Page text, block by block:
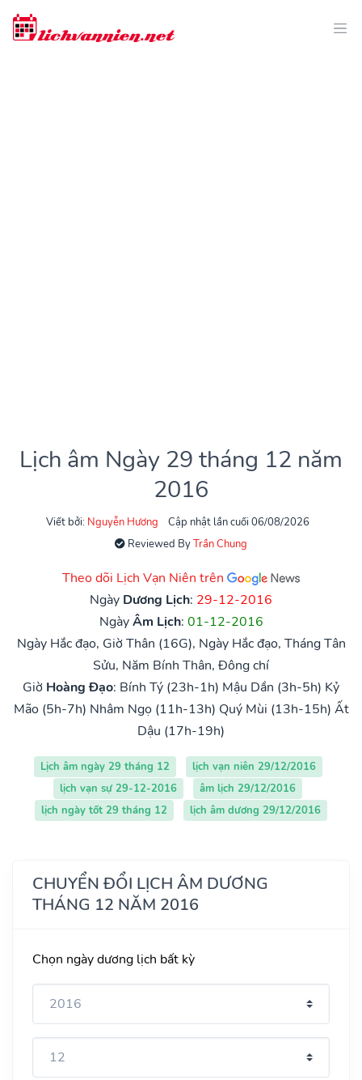
Lịch âm Ngày 29 tháng 12 năm
2016
Viết bởi: Nguyễn Hương
Cập nhật lần cuối 06/08/2026
Reviewed ByTrần Chung
Theo dõi Lịch Vạn Niên trên
Ngày Dương Lịch: 29-12-2016
NgàyÂm Lịch: 01-12-2016
Ngày Hắc đạo, Giờ Thân (16G), Ngày Hắc đạo, Tháng Tân
Sửu, Năm Bính Thân, Đông chí
Giờ Hoàng Đạo: Bính Tý (23h-1h) Mậu Dần (3h-5h) Kỷ
Mão (5h-7h) Nhâm Ngọ (11h-13h) Quý Mùi (13h-15h) Ất
Dậu (17h-19h)
Lịch âm ngày 29 tháng 12
lịch vạn niên 29/12/2016
lịch vạn sự 29-12-2016
âm lịch 29/12/2016
lịch ngày tốt 29 tháng 12
lịch âm dương 29/12/2016
CHUYỂN ĐỔI LỊCH ÂM DƯƠNG
THÁNG 12 NĂM 2016
Chọn ngày dương lịch bất kỳ